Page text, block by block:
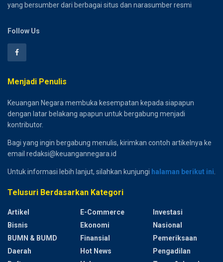
yang bersumber dari berbagai situs dan narasumber resmi
Follow Us
Menjadi Penulis
Keuangan Negara membuka kesempatan kepada siapapun
dengan latar belakang apapun untuk bergabung menjadi
kontributor.
Bagi yang ingin bergabung menulis, kirimkan contoh artikelnya ke
email redaksi@keuangannegara.id
Untuk informasi lebih lanjut, silahkan kunjungi halaman berikut ini
Telusuri Berdasarkan Kategori
Artikel
Bisnis
BUMN & BUMD
Daerah
E-Commerce
Ekonomi
Finansial
Hot News
Investasi
Nasional
Pemeriksaan
Pengadilan